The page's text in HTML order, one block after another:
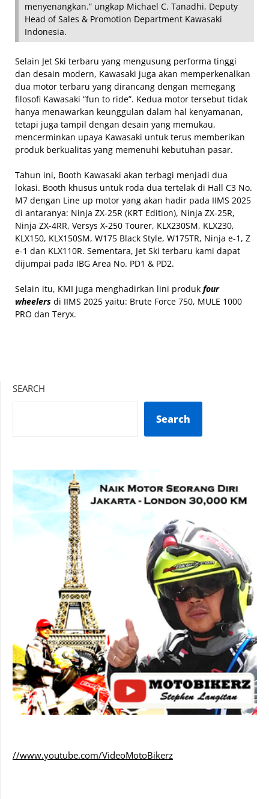
menyenangkan.” ungkap Michael C. Tanadhi, Deputy
Head of Sales & Promotion Department Kawasaki
Indonesia.
Selain Jet Ski terbaru yang mengusung performa tinggi
dan desain modern, Kawasaki juga akan memperkenalkan
dua motor terbaru yang dirancang dengan memegang
filosofi Kawasaki “fun to ride”. Kedua motor tersebut tidak
hanya menawarkan keunggulan dalam hal kenyamanan,
tetapi juga tampil dengan desain yang memukau,
mencerminkan upaya Kawasaki untuk terus memberikan
produk berkualitas yang memenuhi kebutuhan pasar.
Tahun ini, Booth Kawasaki akan terbagi menjadi dua
lokasi. Booth khusus untuk roda dua tertelak di Hall C3 No.
M7 dengan Line up motor yang akan hadir pada IIMS 2025
di antaranya: Ninja ZX-25R (KRT Edition), Ninja ZX-25R,
Ninja ZX-4RR, Versys X-250 Tourer, KLX230SM, KLX230,
KLX150, KLX150SM, W175 Black Style, W175TR, Ninja e-1, Z
e-1 dan KLX110R. Sementara, Jet Ski terbaru kami dapat
dijumpai pada IBG Area No. PD1 & PD2.
Selain itu, KMI juga menghadirkan lini produk four
wheelers di IIMS 2025 yaitu: Brute Force 750, MULE 1000
PRO dan Teryx.
SEARCH
Search
//www.youtube.com/VideoMotoBikerz